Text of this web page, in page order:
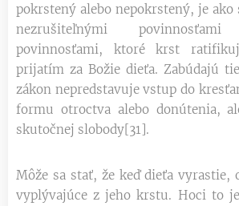
pokrstený alebo nepokrstený, je
nezrušiteľnými
povinnosťami, ktoré krst
prijatím za Božie dieťa. Zabúdajú
zákon nepredstavuje vstup do
formu otroctva alebo donútenia,
skutočnej slobody[31].
Môže sa stať, že keď dieťa vyrastie,
vyplývajúce z jeho krstu. Hoci to